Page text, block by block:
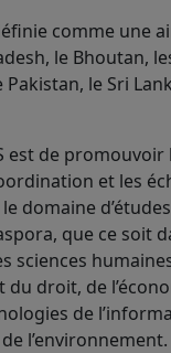
comme une
le Bhoutan,
Pakistan, le Sri
est de promouvoir
et les
domaine
que ce soit
sciences
droit, de
de
l’environnement.